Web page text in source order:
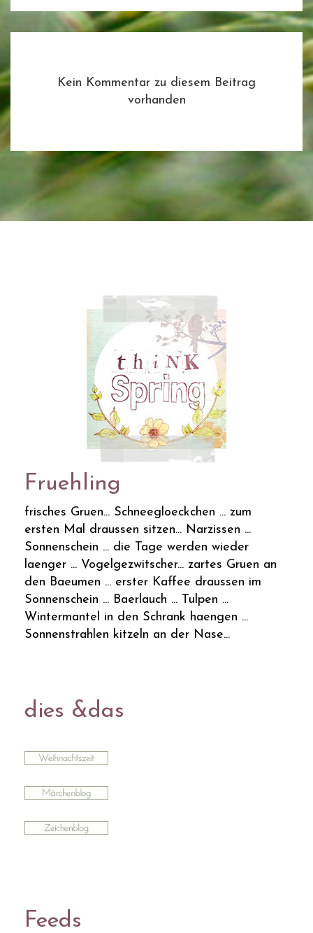
Kein Kommentar zu diesem Beitrag
vorhanden
Fruehling
frisches Gruen... Schneegloeckchen ... zum
ersten Mal draussen sitzen... Narzissen ...
Sonnenschein ... die Tage werden wieder
laenger ... Vogelgezwitscher... zartes Gruen an
den Baeumen ... erster Kaffee draussen im
Sonnenschein ... Baerlauch ... Tulpen ...
Wintermantel in den Schrank haengen ...
Sonnenstrahlen kitzeln an der Nase...
dies &das
Feeds